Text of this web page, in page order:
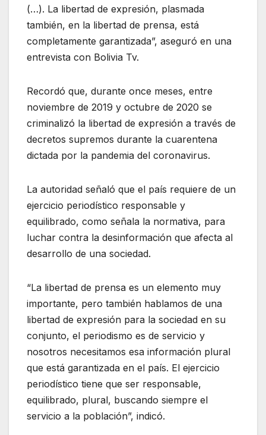
(…). La libertad de expresión, plasmada
también, en la libertad de prensa, está
completamente garantizada”, aseguró en una
entrevista con Bolivia Tv.
Recordó que, durante once meses, entre
noviembre de 2019 y octubre de 2020 se
criminalizó la libertad de expresión a través de
decretos supremos durante la cuarentena
dictada por la pandemia del coronavirus.
La autoridad señaló que el país requiere de un
ejercicio periodístico responsable y
equilibrado, como señala la normativa, para
luchar contra la desinformación que afecta al
desarrollo de una sociedad.
“La libertad de prensa es un elemento muy
importante, pero también hablamos de una
libertad de expresión para la sociedad en su
conjunto, el periodismo es de servicio y
nosotros necesitamos esa información plural
que está garantizada en el país. El ejercicio
periodístico tiene que ser responsable,
equilibrado, plural, buscando siempre el
servicio a la población”, indicó.